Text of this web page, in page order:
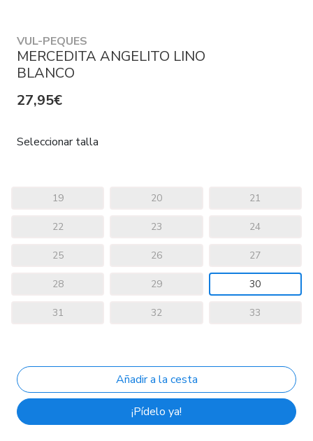
VUL-PEQUES
MERCEDITA ANGELITO LINO
BLANCO
27,95€
Seleccionar talla
19 20 21
22 23 24
25 26 27
28 29 30
31 32 33
¡Pídelo ya!